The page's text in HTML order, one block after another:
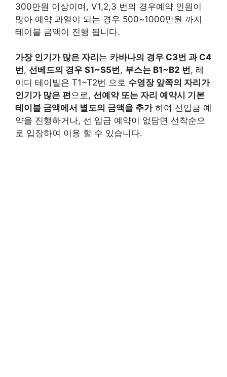
300만원 이상이며, V1,2,3 번의 경우예약 인원이
많아 예약 과열이 되는 경우 500~1000만원 까지
테이블 금액이 진행 됩니다.
가장 인기가 많은 자리 는 카바나의 경우 C3번 과 C4
번, 선베드의 경우 S1~S5번, 부스는 B1~B2 번, 레
이디 테이빌은 T1~T2번 으로 수영장 앞쪽의 자리가
인기가 많은 편으로, 선예약 또는 자리 예약시 기본
테이블 금액에서 별도의 금액을 추가하여 선입금 예
약을 진행하거나, 선 입금 예약이 없담면 선착순으
로 입장하여 이용 할 수 있습니다.